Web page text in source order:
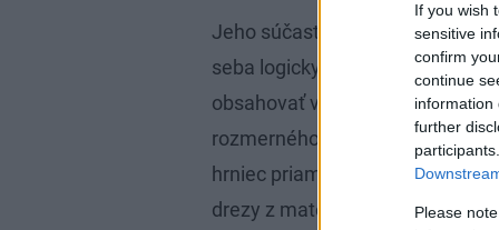
If you wish
sensitive
confirm
continue
information
further
Please
Jeho súčasťou je drez, batéria
seba logicky nadväzujú
obsahovať vyťahovaciu spršku,
rozmerného riadu, a môžete
hrniec priamo na varnej alebo
drezy z materiálu silgranit